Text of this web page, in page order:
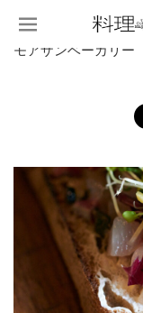
モアザンベーカリー